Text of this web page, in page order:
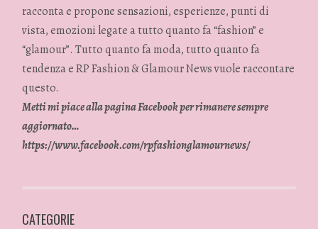
racconta e propone sensazioni, esperienze, punti di
vista, emozioni legate a tutto quanto fa “fashion” e
“glamour”. Tutto quanto fa moda, tutto quanto fa
tendenza e RP Fashion & Glamour News vuole raccontare
questo.
Metti mi piace alla pagina Facebook per rimanere sempre
aggiornato…
https://www.facebook.com/rpfashionglamournews/
CATEGORIE